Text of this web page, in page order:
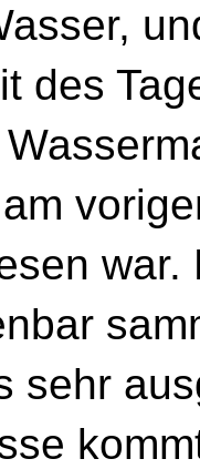
des
war.
sehr